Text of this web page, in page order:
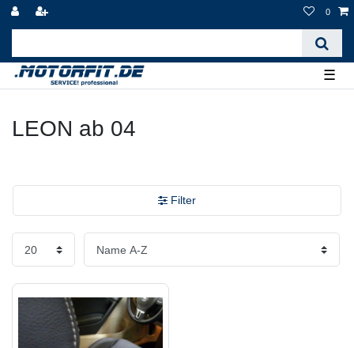
0
☰
LEON ab 04
Filter